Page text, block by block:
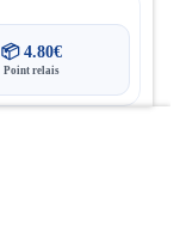
📦 4.80€
Point relais